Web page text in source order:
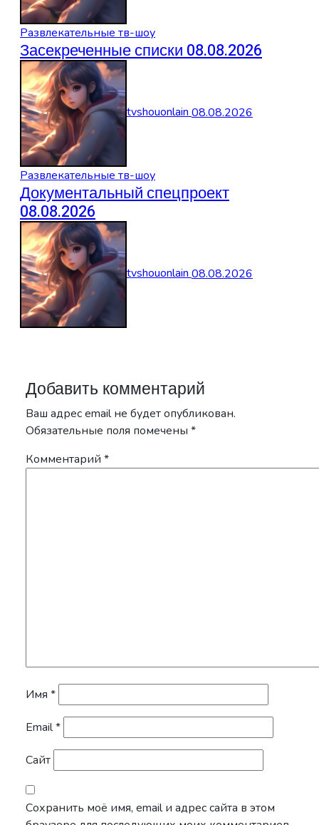
Развлекательные тв-шоу
Засекреченные списки 08.08.2026
tvshouonlain08.08.2026
Развлекательные тв-шоу
Документальный спецпроект
08.08.2026
tvshouonlain08.08.2026
Добавить комментарий
Ваш адрес email не будет опубликован.
Обязательные поля помечены *
Комментарий *
Имя *
Email*
Сайт
Сохранить моё имя, email и адрес сайта в этом